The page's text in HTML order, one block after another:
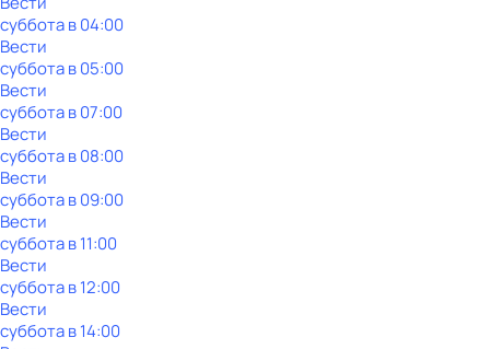
субботав04:00
Вести
субботав05:00
Вести
субботав07:00
Вести
субботав08:00
Вести
субботав09:00
Вести
субботав11:00
Вести
субботав12:00
Вести
субботав14:00